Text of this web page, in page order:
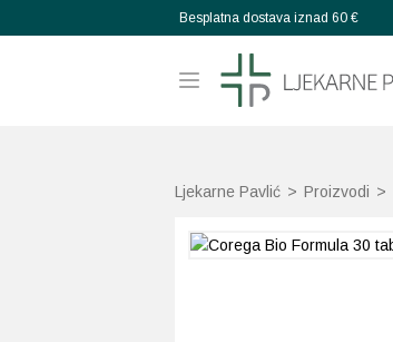
Besplatna dostava iznad 60 €
Ljekarne Pavlić > Proizvodi >